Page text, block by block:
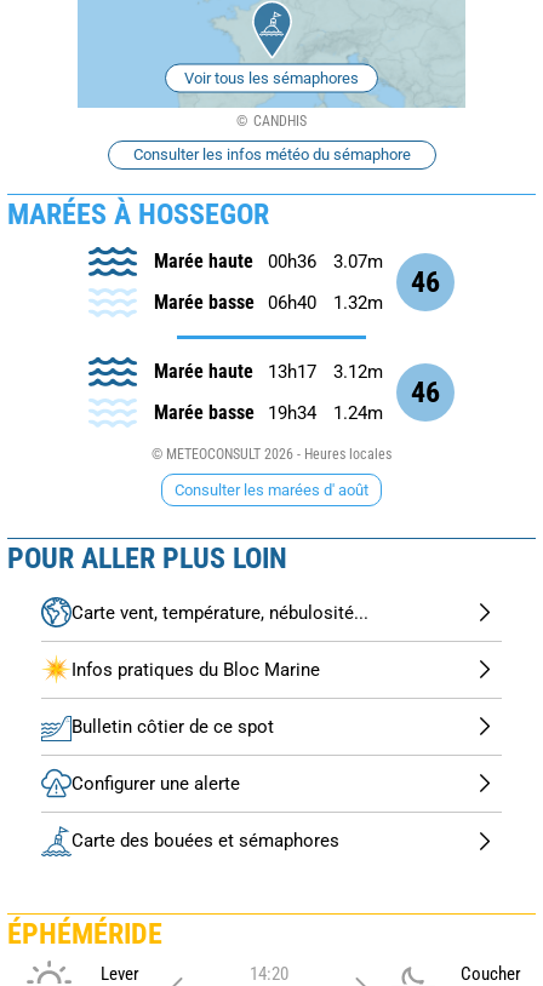
Voir tous les sémaphores
CANDHIS
Consulter les infos météo du sémaphore
MARÉES À HOSSEGOR
46
Marée haute 00h36 3.07m
Marée basse 06h40 1.32m
46
Marée haute 13h17 3.12m
Marée basse 19h34 1.24m
© METEOCONSULT 2026 - Heures locales
Consulter les marées d' août
POUR ALLER PLUS LOIN
Carte vent, température, nébulosité...
Infos pratiques du Bloc Marine
Bulletin côtier de ce spot
Configurer une alerte
Carte des bouées et sémaphores
ÉPHÉMÉRIDE
Lever
14:20
Coucher